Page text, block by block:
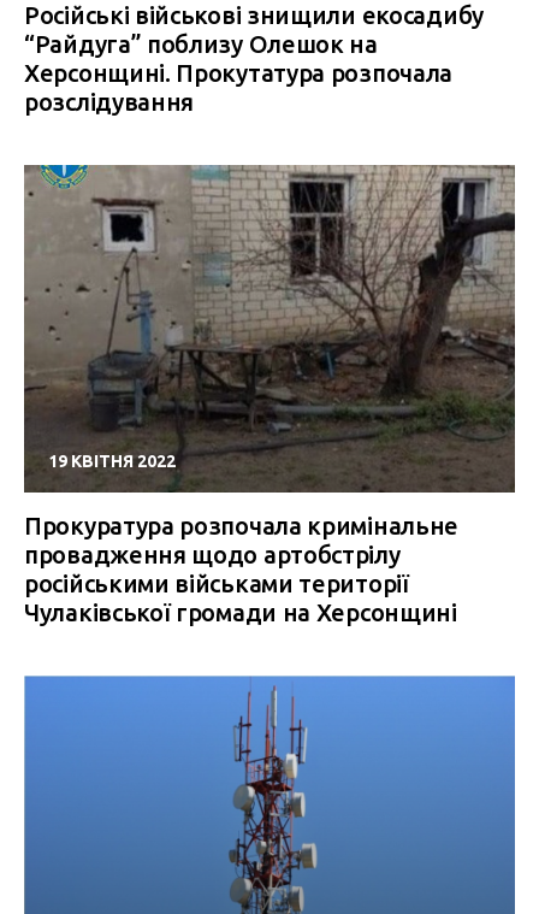
Російські військові знищили екосадибу
“Райдуга” поблизу Олешок на
Херсонщині. Прокутатура розпочала
розслідування
19 КВІТНЯ 2022
Прокуратура розпочала кримінальне
провадження щодо артобстрілу
російськими військами території
Чулаківської громади на Херсонщині